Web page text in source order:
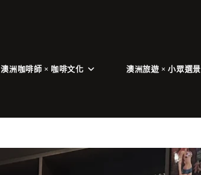
澳洲咖啡師 × 咖啡文化 澳洲旅遊 × 小眾選景